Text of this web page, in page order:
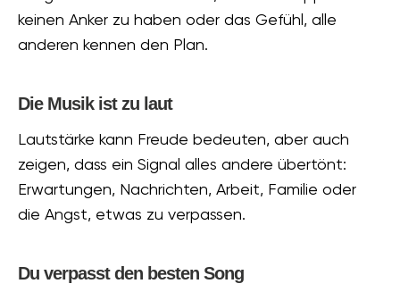
keinen Anker zu haben oder das Gefühl, alle
anderen kennen den Plan.
Die Musik ist zu laut
Lautstärke kann Freude bedeuten, aber auch
zeigen, dass ein Signal alles andere übertönt:
Erwartungen, Nachrichten, Arbeit, Familie oder
die Angst, etwas zu verpassen.
Du verpasst den besten Song